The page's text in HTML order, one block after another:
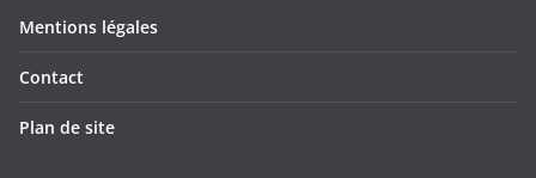
Mentions légales
Contact
Plan de site